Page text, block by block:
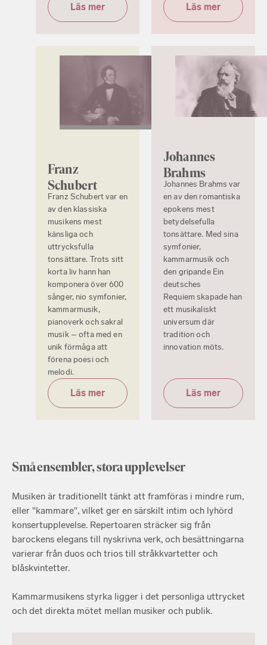
Läs mer Läs mer
Franz
Schubert
Franz Schubert var en
av den klassiska
musikens mest
känsliga och
uttrycksfulla
tonsättare. Trots sitt
korta liv hann han
komponera över 600
sånger, nio symfonier,
kammarmusik,
pianoverk och sakral
musik – ofta med en
unik förmåga att
förena poesi och
melodi.
Läs mer
Johannes
Brahms
Johannes Brahms var
en av den romantiska
epokens mest
betydelsefulla
tonsättare. Med sina
symfonier,
kammarmusik och
den gripande Ein
deutsches
Requiem skapade han
ett musikaliskt
universum där
tradition och
innovation möts.
Läs mer
Små ensembler, stora upplevelser
Musiken är traditionellt tänkt att framföras i mindre rum,
eller "kammare", vilket ger en särskilt intim och lyhörd
konsertupplevelse. Repertoaren sträcker sig från
barockens elegans till nyskrivna verk, och besättningarna
varierar från duos och trios till stråkkvartetter och
blåskvintetter.
Kammarmusikens styrka ligger i det personliga uttrycket
och det direkta mötet mellan musiker och publik.